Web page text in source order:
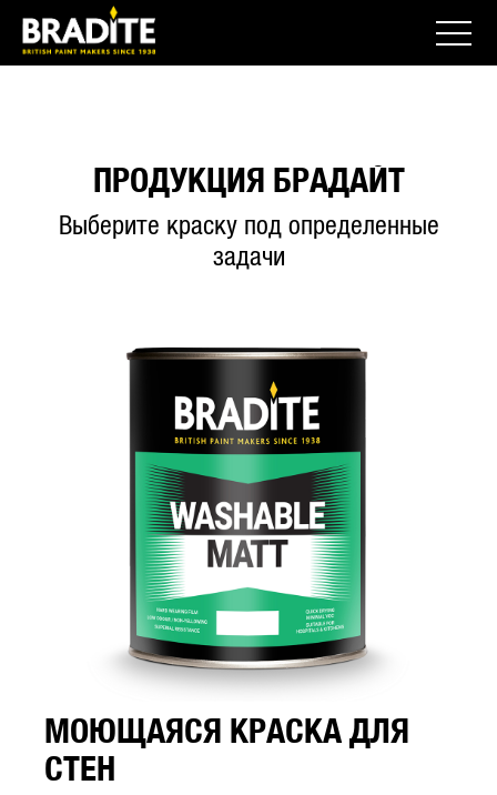
ПРОДУКЦИЯ БРАДАЙТ
Выберите краску под определенные
задачи
МОЮЩАЯСЯ КРАСКА ДЛЯ
СТЕН